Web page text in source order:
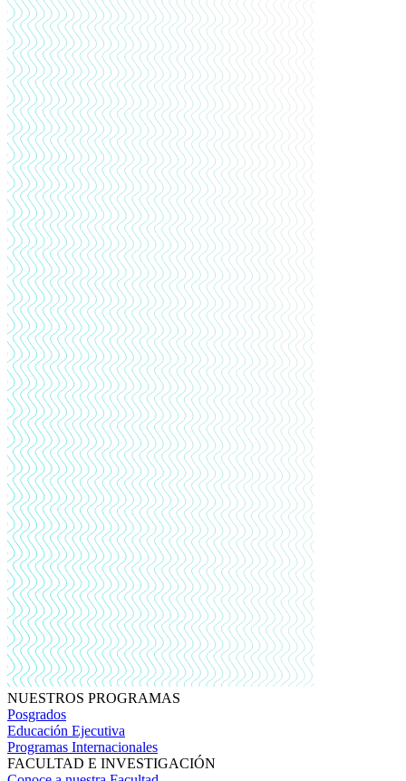
NUESTROS PROGRAMAS
Posgrados
Educación Ejecutiva
Programas Internacionales
FACULTAD E INVESTIGACIÓN